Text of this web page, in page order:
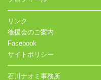
リンク
後援会のご案内
Facebook
サイトポリシー
石川ナオミ事務所